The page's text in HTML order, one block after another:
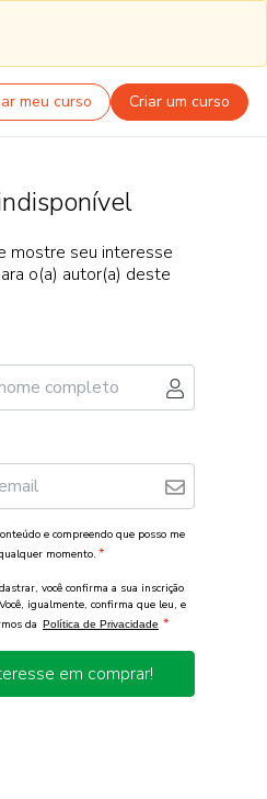
meu curso Criar um curso
mostre seu interesse
o(a) autor(a) deste
e compreendo que posso me
momento. *
você confirma a sua inscrição
igualmente, confirma que leu, e
da Política de Privacidade *
em comprar!